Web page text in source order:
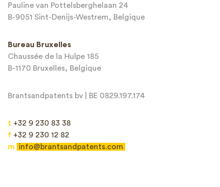
Pauline van Pottelsberghelaan 24
B-9051 Sint-Denijs-Westrem, Belgique
Bureau Bruxelles
Chaussée de la Hulpe 185
B-1170 Bruxelles, Belgique
Brantsandpatents bv | BE 0829.197.174
t +32 9 230 83 38
f +32 9 230 12 82
m
info@brantsandpatents.com